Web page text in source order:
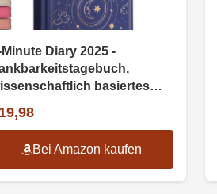
Diary 2025 -
basiertes
Bei Amazon kaufen